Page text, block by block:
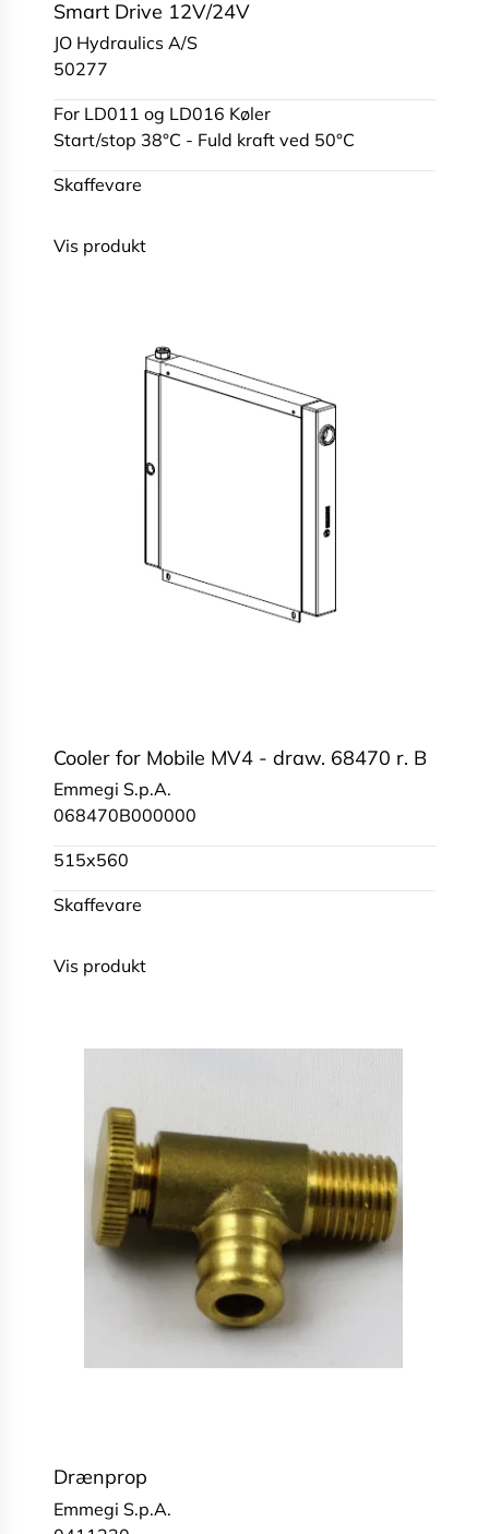
Smart Drive 12V/24V
JO Hydraulics A/S
50277
For LD011 og LD016 Køler
Start/stop 38°C - Fuld kraft ved 50°C
Skaffevare
Vis produkt
Cooler for Mobile MV4 - draw. 68470 r. B
Emmegi S.p.A.
068470B000000
515x560
Skaffevare
Vis produkt
Drænprop
Emmegi S.p.A.